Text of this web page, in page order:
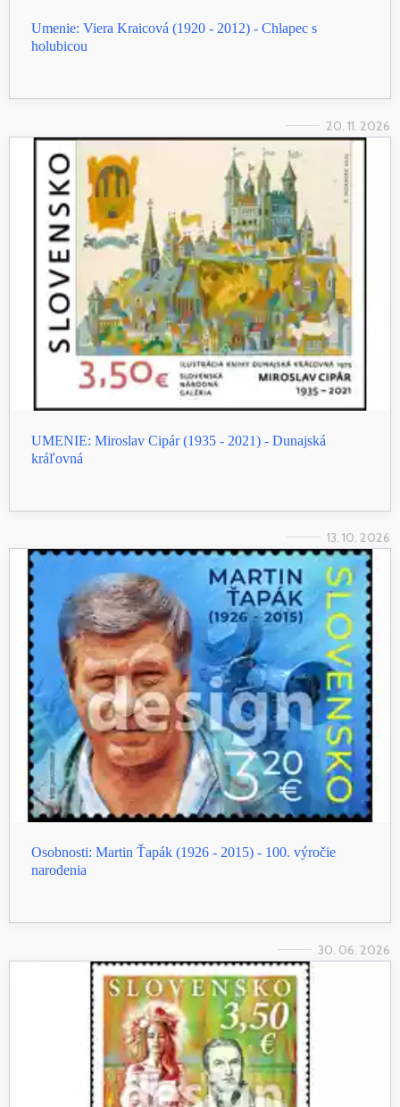
Umenie: Viera Kraicová (1920 - 2012) - Chlapec s
holubicou
20. 11. 2026
UMENIE: Miroslav Cipár (1935 - 2021) - Dunajská
kráľovná
13. 10. 2026
Osobnosti: Martin Ťapák (1926 - 2015) - 100. výročie
narodenia
30. 06. 2026